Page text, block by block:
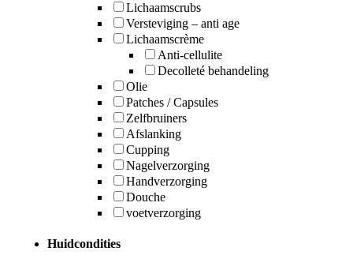
Lichaamscrubs
Versteviging – anti age
Lichaamscrème
Anti-cellulite
Decolleté behandeling
Olie
Patches / Capsules
Zelfbruiners
Afslanking
Cupping
Nagelverzorging
Handverzorging
Douche
voetverzorging
Huidcondities